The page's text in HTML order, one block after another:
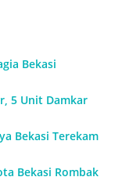
Bekasi
5 Unit Damkar
Bekasi Terekam
Bekasi Rombak